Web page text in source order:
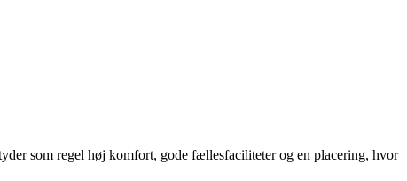
som regel høj komfort, gode fællesfaciliteter og en placering, hvor